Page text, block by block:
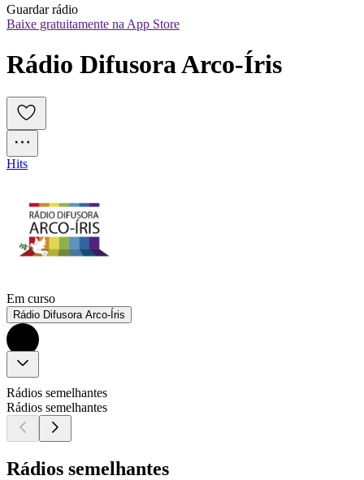
Guardar rádio
Baixe gratuitamente na App Store
Rádio Difusora Arco-Íris
Hits
Em curso
Rádio Difusora Arco-Íris
Rádios semelhantes
Rádios semelhantes
Rádios semelhantes